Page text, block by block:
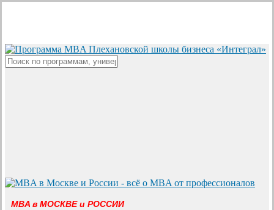
content
MBA в МОСКВЕ и РОССИИ